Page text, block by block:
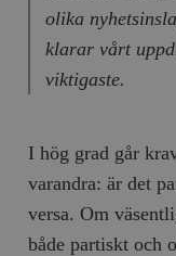
olika
klarar vårt
viktigaste.
I hög grad går
varandra: är det
versa. Om
både partiskt och